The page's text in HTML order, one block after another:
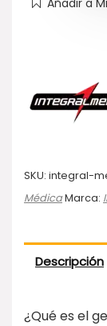
SKU: integral-
MédicaMarca:
Descripción
¿Qué es el